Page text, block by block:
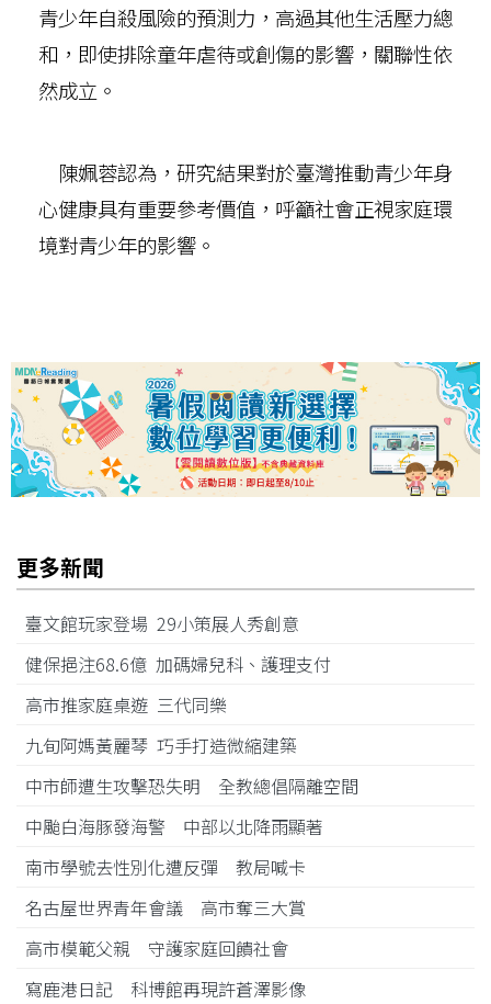
青少年自殺風險的預測力，高過其他生活壓力總
和，即使排除童年虐待或創傷的影響，關聯性依
然成立。
陳姵蓉認為，研究結果對於臺灣推動青少年身
心健康具有重要參考價值，呼籲社會正視家庭環
境對青少年的影響。
更多新聞
臺文館玩家登場 29小策展人秀創意
健保挹注68.6億 加碼婦兒科、護理支付
高市推家庭桌遊 三代同樂
九旬阿媽黃麗琴 巧手打造微縮建築
中市師遭生攻擊恐失明 全教總倡隔離空間
中颱白海豚發海警 中部以北降雨顯著
南市學號去性別化遭反彈 教局喊卡
名古屋世界青年會議 高市奪三大賞
高市模範父親 守護家庭回饋社會
寫鹿港日記 科博館再現許蒼澤影像